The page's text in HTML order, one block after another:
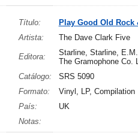
Título:
Play Good Old Rock
Artista:
The Dave Clark Five
Editora:
Starline, Starline,
The Gramophone Co.
Catálogo:
SRS 5090
Formato:
Vinyl, LP, Compilation
País:
UK
Notas: